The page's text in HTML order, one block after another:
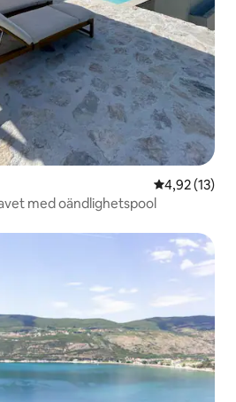
4,92 av 5 i
4,92 (13)
med oändlighetspool